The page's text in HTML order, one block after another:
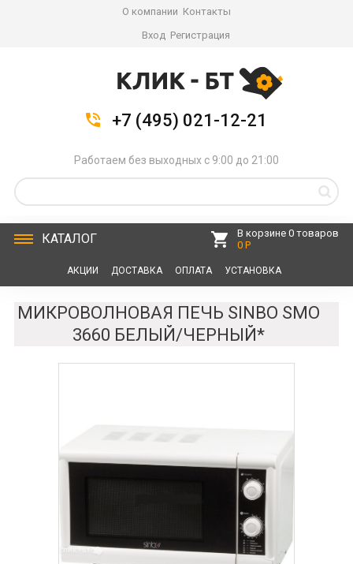
О компании Контакты
Вход Регистрация
+7 (495) 021-12-21
Работаем без выходных с 9:00 до 21:00
КАТАЛОГ
В корзине 0 товаров
0 Р
АКЦИИ ДОСТАВКА ОПЛАТА УСТАНОВКА
МИКРОВОЛНОВАЯ ПЕЧЬ SINBO SMO
3660 БЕЛЫЙ/ЧЕРНЫЙ*